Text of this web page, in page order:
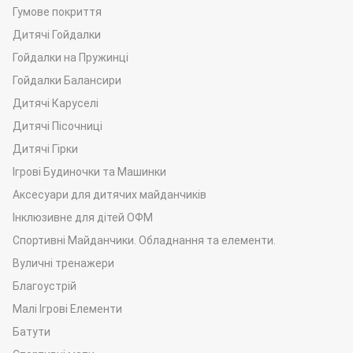
разом, діяти, як єдина команда;
• позитивні емоції – різні справи й зайняття на майданчику
для ігор дарують дівчаткам та хлопчикам море
задоволення й справжньої насолоди, дають можливість їм
радісно посміхатися та відчувати себе щасливими.
Гумове покриття
Дитячі Гойдалки
Гойдалки на Пружинці
Гойдалки Балансири
Дитячі Каруселі
Дитячі Пісочниці
Дитячі Гірки
Ігрові Будиночки та Машинки
Аксесуари для дитячих майданчиків
Інклюзивне для дітей ОФМ
Спортивні Майданчики. Обладнання та елементи.
Вуличні тренажери
Благоустрій
Малі Ігрові Елементи
Батути